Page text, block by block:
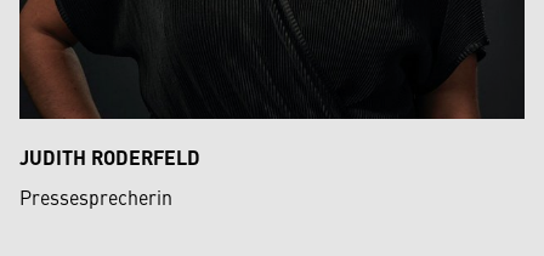
JUDITH RODERFELD
Pressesprecherin